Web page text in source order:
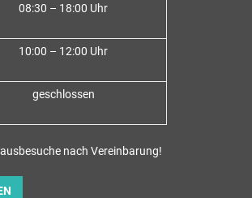
08:30 – 18:00 Uhr
10:00 – 12:00 Uhr
geschlossen
nach Vereinbarung!